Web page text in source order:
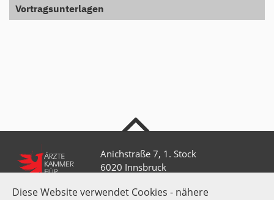
Diese Website verwendet Cookies - nähere
Vortragsunterlagen
Anichstraße 7, 1. Stock
6020 Innsbruck